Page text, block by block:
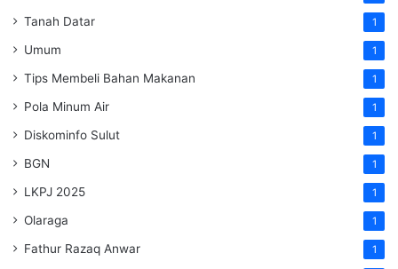
Tanah Datar 1
Umum 1
Tips Membeli Bahan Makanan 1
Pola Minum Air 1
Diskominfo Sulut 1
BGN 1
LKPJ 2025 1
Olaraga 1
Fathur Razaq Anwar 1